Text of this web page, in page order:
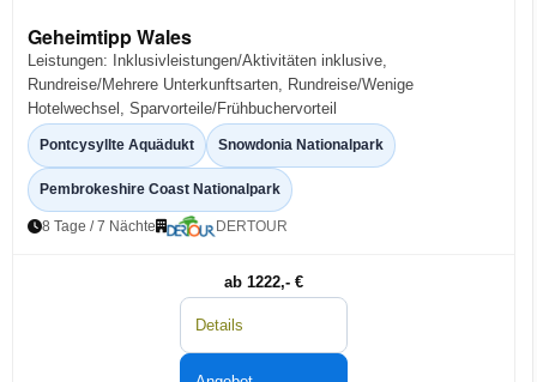
Geheimtipp Wales
Leistungen: Inklusivleistungen/Aktivitäten inklusive,
Rundreise/Mehrere Unterkunftsarten, Rundreise/Wenige
Hotelwechsel, Sparvorteile/Frühbuchervorteil
Pontcysyllte Aquädukt Snowdonia Nationalpark
Pembrokeshire Coast Nationalpark
8 Tage / 7 Nächte DERTOUR
ab 1222,- €
Details